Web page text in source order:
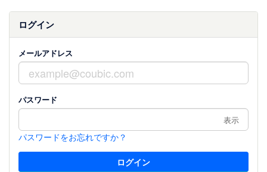
ログイン
メールアドレス
パスワード
表示
パスワードをお忘れですか？